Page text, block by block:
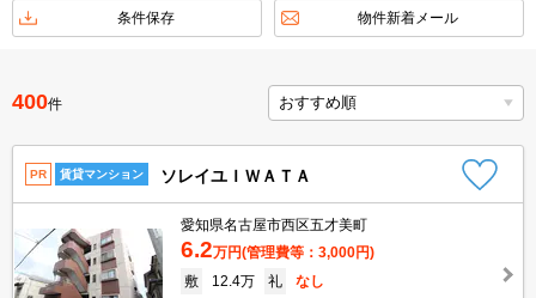
不動産会社から
条件保存 物件新着メール
400件
PR 賃貸マンション ソレイユＩＷＡＴＡ
愛知県名古屋市西区五才美町
6.2万円(管理費等：3,000円)
敷
12.4万 礼
なし